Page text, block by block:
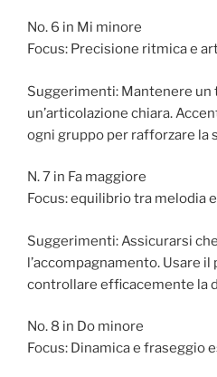
No. 6 in Mi minore
Focus: Precisione ritmica e
Suggerimenti: Mantenere un
un’articolazione chiara.
ogni gruppo per rafforzare la
N. 7 in Fa maggiore
Focus: equilibrio tra melodia
Suggerimenti: Assicurarsi
l’accompagnamento. Usare
controllare efficacemente la
No. 8 in Do minore
Focus: Dinamica e fraseggio